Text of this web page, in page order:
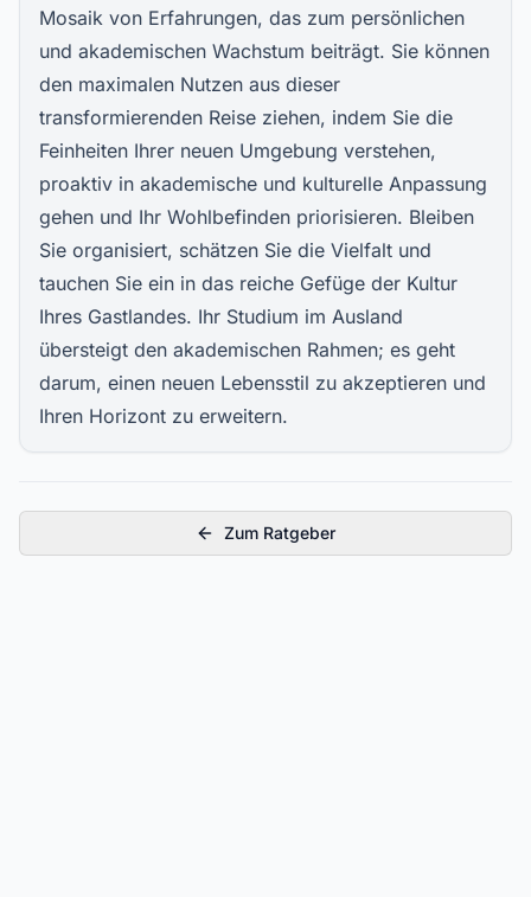
Mosaik von Erfahrungen, das zum persönlichen
und akademischen Wachstum beiträgt. Sie können
den maximalen Nutzen aus dieser
transformierenden Reise ziehen, indem Sie die
Feinheiten Ihrer neuen Umgebung verstehen,
proaktiv in akademische und kulturelle Anpassung
gehen und Ihr Wohlbefinden priorisieren. Bleiben
Sie organisiert, schätzen Sie die Vielfalt und
tauchen Sie ein in das reiche Gefüge der Kultur
Ihres Gastlandes. Ihr Studium im Ausland
übersteigt den akademischen Rahmen; es geht
darum, einen neuen Lebensstil zu akzeptieren und
Ihren Horizont zu erweitern.
Zum Ratgeber